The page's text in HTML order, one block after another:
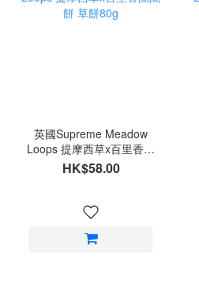
英國Supreme Meadow
Loops 提摩西草x百里香圈
圈餅 草餅80g
HK$58.00